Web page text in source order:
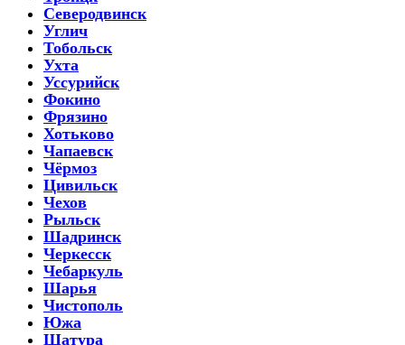
Северодвинск
Углич
Тобольск
Ухта
Уссурийск
Фокино
Фрязино
Хотьково
Чапаевск
Чёрмоз
Цивильск
Чехов
Рыльск
Шадринск
Черкесск
Чебаркуль
Шарья
Чистополь
Южа
Шатура